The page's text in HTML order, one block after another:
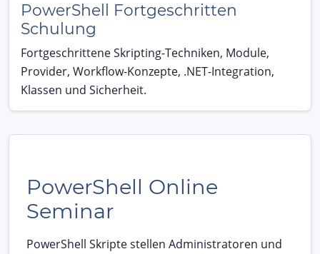
PowerShell Fortgeschritten
Schulung
Fortgeschrittene Skripting-Techniken, Module,
Provider, Workflow-Konzepte, .NET-Integration,
Klassen und Sicherheit.
PowerShell Online
Seminar
PowerShell Skripte stellen Administratoren und